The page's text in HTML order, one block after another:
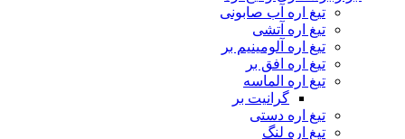
تیغ اره آب صابونی
تیغ اره آتشی
تیغ اره آلومینیم بر
تیغ اره افق بر
تیغ اره الماسه
گرانیت بر
تیغ اره دستی
تیغ اره لنگ